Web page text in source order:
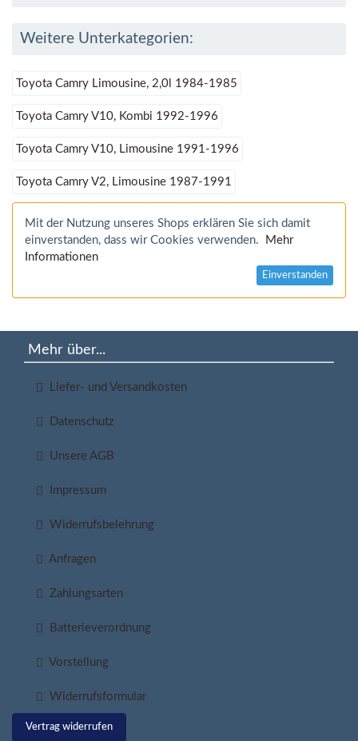
Weitere Unterkategorien:
Toyota Camry Limousine, 2,0l 1984-1985
Toyota Camry V10, Kombi 1992-1996
Toyota Camry V10, Limousine 1991-1996
Toyota Camry V2, Limousine 1987-1991
Mit der Nutzung unseres Shops erklären Sie sich damit
einverstanden, dass wir Cookies verwenden.
Mehr
Informationen
Einverstanden
Mehr über...
Liefer- und Versandkosten
Datenschutz
Unsere AGB
Impressum
Widerrufsbelehrung
Anfragen
Zahlungsarten
Batterieverordnung
Vorstellung
Widerrufsformular
Vertrag widerrufen